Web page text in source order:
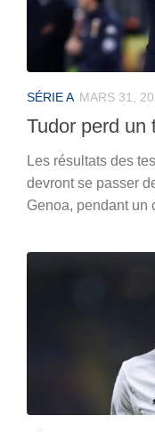
SÉRIE A MARS 31,
Tudor perd un
Les résultats des
devront se passer
Genoa, pendant un